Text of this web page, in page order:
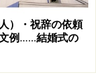
う意味の俗な
の隠語といわ
）・祝辞の依頼
例……結婚式の